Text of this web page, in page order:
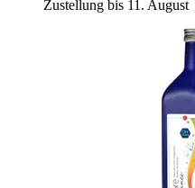
Zustellung bis 11. August